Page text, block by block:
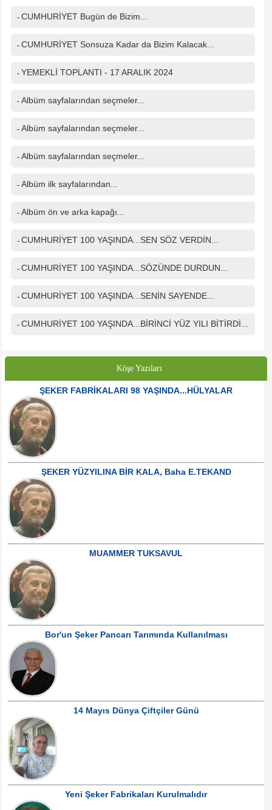
- CUMHURİYET Bugün de Bizim...
- CUMHURİYET Sonsuza Kadar da Bizim Kalacak...
- YEMEKLİ TOPLANTI - 17 ARALIK 2024
- Albüm sayfalarından seçmeler...
- Albüm sayfalarından seçmeler...
- Albüm sayfalarından seçmeler...
- Albüm ilk sayfalarından...
- Albüm ön ve arka kapağı...
- CUMHURİYET 100 YAŞINDA...SEN SÖZ VERDİN...
- CUMHURİYET 100 YAŞINDA...SÖZÜNDE DURDUN...
- CUMHURİYET 100 YAŞINDA...SENİN SAYENDE...
- CUMHURİYET 100 YAŞINDA...BİRİNCİ YÜZ YILI BİTİRDİ...
Köşe Yazıları
ŞEKER FABRİKALARI 98 YAŞINDA...HÜLYALAR
ŞEKER YÜZYILINA BİR KALA, Baha E.TEKAND
MUAMMER TUKSAVUL
Bor'un Şeker Pancarı Tarımında Kullanılması
14 Mayıs Dünya Çiftçiler Günü
Yeni Şeker Fabrikaları Kurulmalıdır